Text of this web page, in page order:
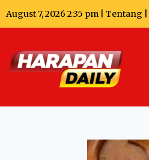
August 7, 2026 2:35 pm | Tentang